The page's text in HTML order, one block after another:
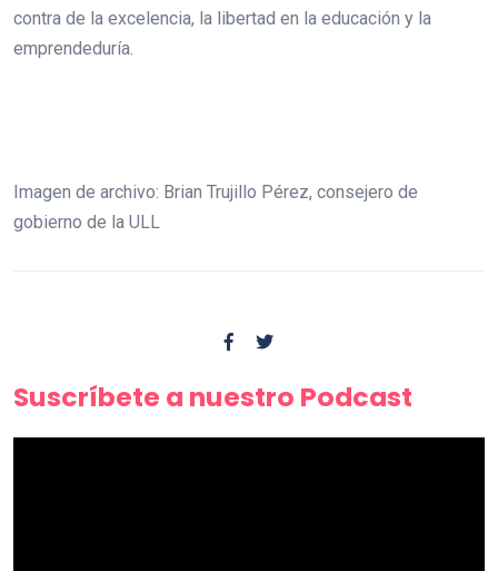
contra de la excelencia, la libertad en la educación y la
emprendeduría.
Imagen de archivo: Brian Trujillo Pérez, consejero de
gobierno de la ULL
Suscríbete a nuestro Podcast